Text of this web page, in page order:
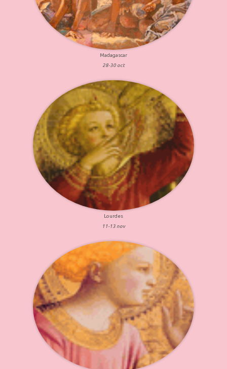
Madagascar
28-30 oct
Lourdes
11-13 nov